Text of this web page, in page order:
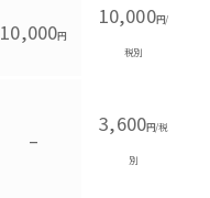
10,000円
10,000円/
税別
–
3,600円/税
別